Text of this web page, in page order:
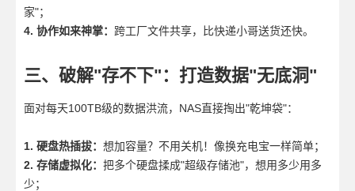
家"；
4. 协作如来神掌： 跨工厂文件共享，比快递小哥送货还快。
三、破解"存不下"：打造数据"无底洞"
面对每天100TB级的数据洪流，NAS直接掏出"乾坤袋"：
1. 硬盘热插拔： 想加容量？不用关机！像换充电宝一样简单；
2. 存储虚拟化： 把多个硬盘揉成"超级存储池"，想用多少用多
少；